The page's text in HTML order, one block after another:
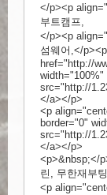
</p><p
부트캠프,
</p><p
섬웨어,</
href=" http://
width="100%"
src=" http://
</a></p>
<p
border="0"
src=" http://
</a></p>
<p>&nbsp;</
린, 무한재부
<p